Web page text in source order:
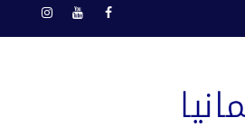
فيسبوكيوتيوب